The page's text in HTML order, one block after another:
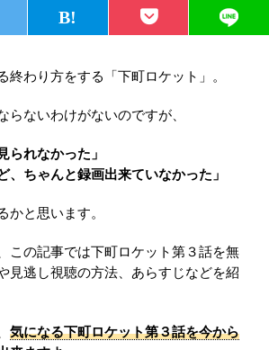
終わり方をする「下町ロケット」。
らないわけがないのですが、
られなかった」
、ちゃんと録画出来ていなかった」
かと思います。
この記事では下町ロケット第３話を無
見逃し視聴の方法、あらすじなどを紹
気になる下町ロケット第３話を今から